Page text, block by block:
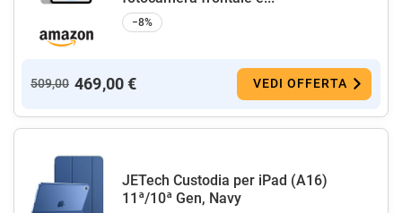
−8%
509,00 469,00 € VEDI OFFERTA
JETech Custodia per iPad (A16)
11ª/10ª Gen, Navy